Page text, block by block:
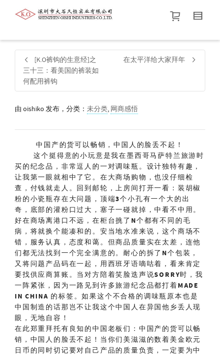
帮我查找新的衬衫尺码
价格介于
默认品牌.
[K.O裤钩的生意经]之
三十三：看美国的裤装如
何配用裤钩
在太平洋给大家拜年
由 oishiko 发布，分类： 未分类, 网商感悟
中国产的货可以畅销，中国人的脸丢不起！
这个挺得意的小玩意是我在墨西哥马萨特兰旅游时
买的纪念品，非常逗人的一对调味瓶。设计独特有趣，
让我第一眼就相中了它。在大商场购物，也没仔细检
查，付钱就走人。回到邮轮，上房间打开一看：装胡椒
粉的小瓷瓶存在大问题，顶端3个小孔有一个大的出
奇，底部的灌粉口过大，塞子一碰就掉，中看不中用。
好在商场离港口不远，在柜台挑了 N个都有不同的毛
病，将就换个能凑和的。安当地水准来说，这个商场不
错，服务认真，态度和蔼。但商品质量实在太差，连他
们都无法找到一个完全满意的。耐心的拆了 N个包装，
又将问题产品码在一起，用西班牙语嘀咕着，看来肯定
要找供应商算账。当对方陪着笑脸迭声说SORRY时，我
一阵紧张，因为一路见到许多旅游纪念品都打着MADE
IN CHINA 的标签。如果这个不合格的调味瓶原本也是
中国制造的话那岂不让我这个中国人在异国他乡丢人现
眼，无地自容！
在此郑重拜托有良知的中国老板们： 中国产的货可以畅
销，中国人的脸丢不起！当你们美滋滋的数着美金欧元
日币的同时切记要对自己产品的质量负责，一定要为中